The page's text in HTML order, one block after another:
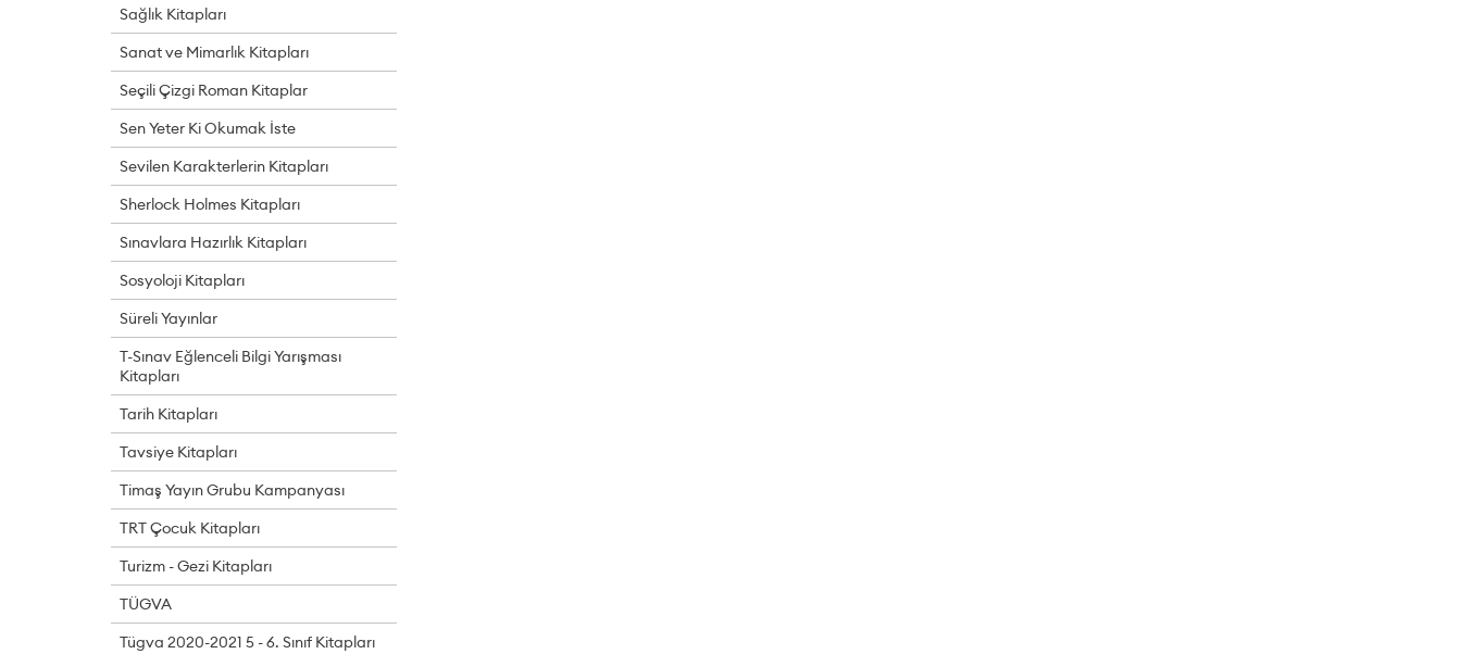
Sağlık Kitapları
Sanat ve Mimarlık Kitapları
Seçili Çizgi Roman Kitaplar
Sen Yeter Ki Okumak İste
Sevilen Karakterlerin Kitapları
Sherlock Holmes Kitapları
Sınavlara Hazırlık Kitapları
Sosyoloji Kitapları
Süreli Yayınlar
T-Sınav Eğlenceli Bilgi Yarışması
Kitapları
Tarih Kitapları
Tavsiye Kitapları
Timaş Yayın Grubu Kampanyası
TRT Çocuk Kitapları
Turizm - Gezi Kitapları
TÜGVA
Tügva 2020-2021 5 - 6. Sınıf Kitapları